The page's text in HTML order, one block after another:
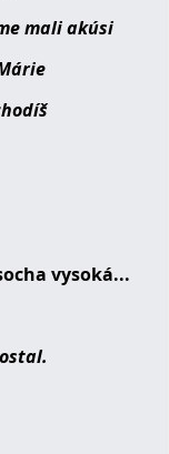
mali akúsi
vysoká...